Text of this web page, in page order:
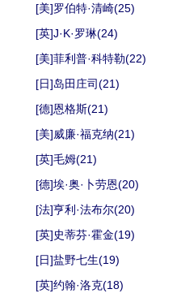
[美]罗伯特·清崎(25)
[英]J·K·罗琳(24)
[美]菲利普·科特勒(22)
[日]岛田庄司(21)
[德]恩格斯(21)
[美]威廉·福克纳(21)
[英]毛姆(21)
[德]埃·奥·卜劳恩(20)
[法]亨利·法布尔(20)
[英]史蒂芬·霍金(19)
[日]盐野七生(19)
[英]约翰·洛克(18)